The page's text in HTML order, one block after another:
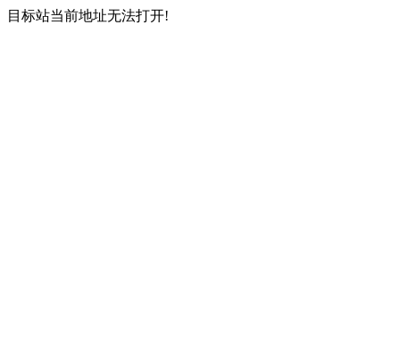
目标站当前地址无法打开!